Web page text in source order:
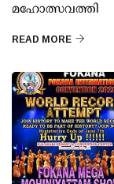
മഹോത്സവത്തി
READ MORE